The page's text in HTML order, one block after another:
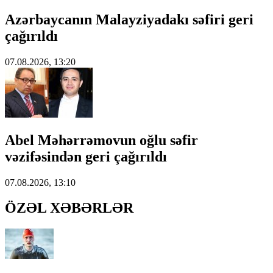
Azərbaycanın Malayziyadakı səfiri geri
çağırıldı
07.08.2026, 13:20
Abel Məhərrəmovun oğlu səfir
vəzifəsindən geri çağırıldı
07.08.2026, 13:10
ÖZƏL XƏBƏRLƏR